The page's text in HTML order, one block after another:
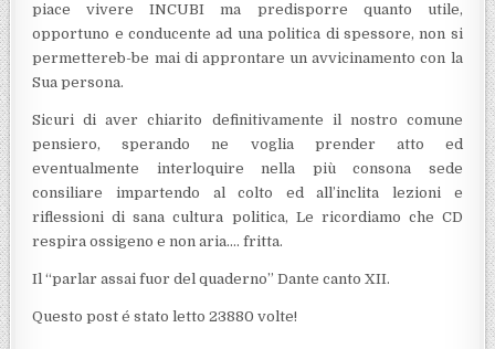
piace vivere INCUBI ma predisporre quanto utile,
opportuno e conducente ad una politica di spessore, non si
permettereb-be mai di approntare un avvicinamento con la
Sua persona.
Sicuri di aver chiarito definitivamente il nostro comune
pensiero, sperando ne voglia prender atto ed
eventualmente interloquire nella più consona sede
consiliare impartendo al colto ed all’inclita lezioni e
riflessioni di sana cultura politica, Le ricordiamo che CD
respira ossigeno e non aria…. fritta.
Il “parlar assai fuor del quaderno” Dante canto XII.
Questo post é stato letto 23880 volte!